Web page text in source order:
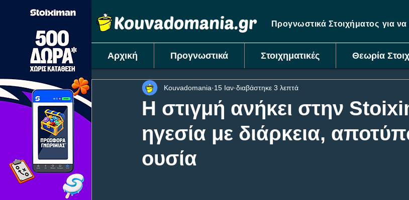
Προγνωστικά Στοιχήματος για
Αρχική Προγνωστικά Στοιχηματικές Θεωρία
Η στιγμή ανήκει στην
ηγεσία με διάρκεια,
ουσία
Kouvadomania 15 Ιαν διαβάστηκε 3 λεπτά